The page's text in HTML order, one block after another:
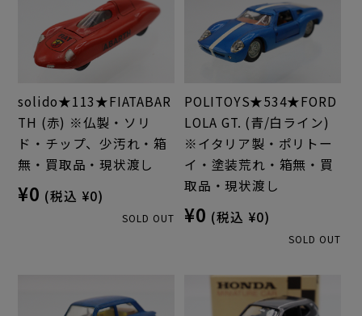
solido★113★FIATABAR
TH (赤) ※仏製・ソリ
ド・チップ、少汚れ・箱
無・買取品・現状渡し
¥0 (税込 ¥0)
SOLD OUT
POLITOYS★534★FORD
LOLA GT. (青/白ライン)
※イタリア製・ポリトー
イ・塗装荒れ・箱無・買
取品・現状渡し
¥0 (税込 ¥0)
SOLD OUT